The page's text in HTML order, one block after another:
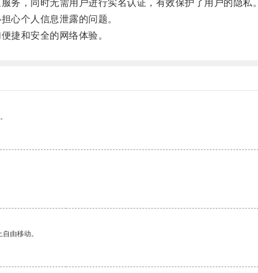
，同时无需用户进行实名认证，有效保护了用户的隐私。
个人信息泄露的问题。
捷和安全的网络体验。
由移动。